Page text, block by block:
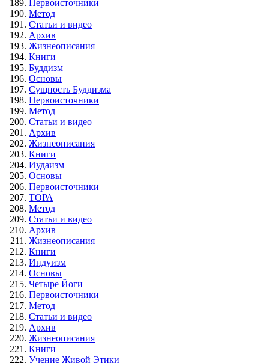
Первоисточники
Метод
Статьи и видео
Архив
Жизнеописания
Книги
Буддизм
Основы
Сущность Буддизма
Первоисточники
Метод
Статьи и видео
Архив
Жизнеописания
Книги
Иудаизм
Основы
Первоисточники
ТОРА
Метод
Статьи и видео
Архив
Жизнеописания
Книги
Индуизм
Основы
Четыре Йоги
Первоисточники
Метод
Статьи и видео
Архив
Жизнеописания
Книги
Учение Живой Этики